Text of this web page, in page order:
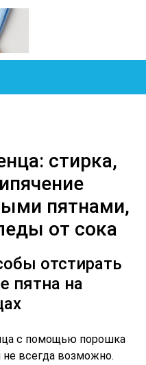
стирка,
пятнами,
от сока
отстирать
пятна на
с помощью порошка
всегда возможно.